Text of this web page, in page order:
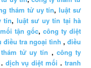
thám tử uy tín,luật sư
tín, luật sư uy tín tại hà
tận gốc, công ty diệt
điều tra ngoại tình ,điều
thám tử uy tín , công ty
. dịch vụ diệt mối .tranh